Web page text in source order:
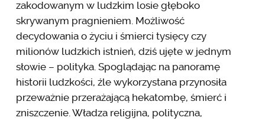
zakodowanym w ludzkim losie głęboko
skrywanym pragnieniem. Możliwość
decydowania o życiu i śmierci tysięcy czy
milionów ludzkich istnień, dziś ujęte w jednym
słowie – polityka. Spoglądając na panoramę
historii ludzkości, źle wykorzystana przynosiła
przeważnie przerażającą hekatombę, śmierć i
zniszczenie. Władza religijna, polityczna,